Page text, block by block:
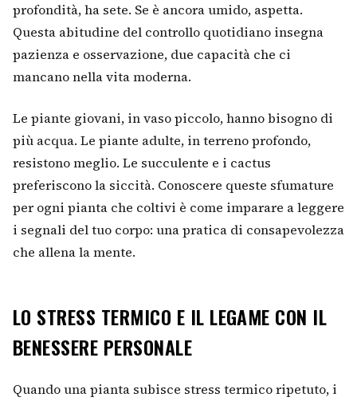
profondità, ha sete. Se è ancora umido, aspetta.
Questa abitudine del controllo quotidiano insegna
pazienza e osservazione, due capacità che ci
mancano nella vita moderna.
Le piante giovani, in vaso piccolo, hanno bisogno di
più acqua. Le piante adulte, in terreno profondo,
resistono meglio. Le succulente e i cactus
preferiscono la siccità. Conoscere queste sfumature
per ogni pianta che coltivi è come imparare a leggere
i segnali del tuo corpo: una pratica di consapevolezza
che allena la mente.
LO STRESS TERMICO E IL LEGAME CON IL
BENESSERE PERSONALE
Quando una pianta subisce stress termico ripetuto, i